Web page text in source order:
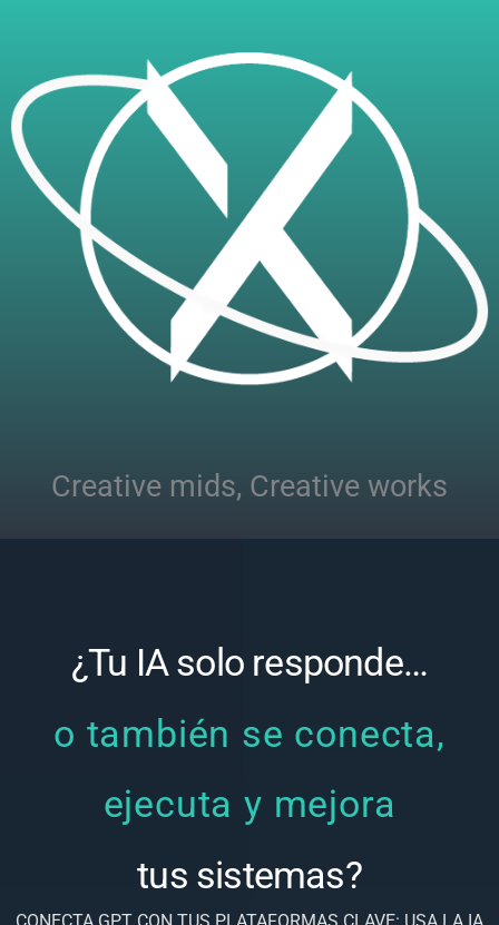
Creative mids, Creative works
¿Tu IA solo responde…
o también se conecta,
ejecuta y mejora
tus sistemas?